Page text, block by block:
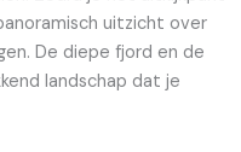
uitzicht over
De diepe fjord en de
landschap dat je